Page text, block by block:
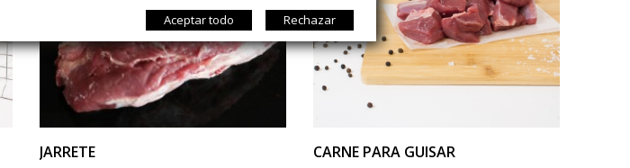
JARRETE CARNE PARA GUISAR
Aceptar todo Rechazar